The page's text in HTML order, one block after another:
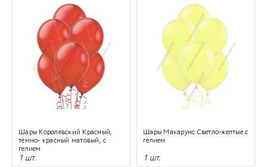
Шары Королевский Красный,
темно- красный матовый, с
гелием
1 шт.
Шары Макарунс Светло-желтые с
гелием
1 шт.